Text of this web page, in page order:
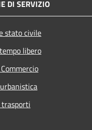
DI SERVIZIO
stato civile
libero